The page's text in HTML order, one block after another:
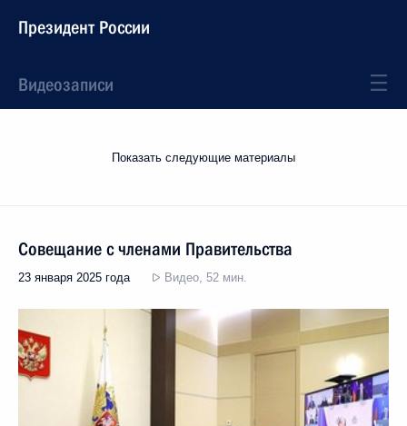
Президент России
Видеозаписи
Показать следующие материалы
Совещание с членами Правительства
23 января 2025 года Видео, 52 мин.